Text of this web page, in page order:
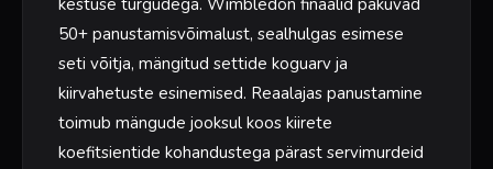
50+ panustamisvõimalust, sealhulgas esimese
seti võitja, mängitud settide koguarv ja
kiirvahetuste esinemised. Reaalajas panustamine
toimub mängude jooksul koos kiirete
koefitsientide kohandustega pärast servimurdeid